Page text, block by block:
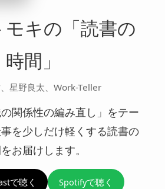
キの「読書の
時間」
星野良太、Work-Teller
の関係性の編み直し」をテー
を少しだけ軽くする読書の
お届けします。
で聴く Spotifyで聴く